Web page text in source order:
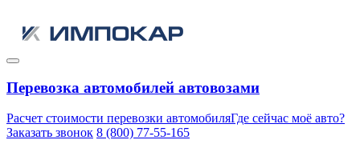
Перевозка автомобилей автовозами
Расчет стоимости перевозки автомобиляГде сейчас моё авто?
Заказать звонок 8 (800) 77-55-165